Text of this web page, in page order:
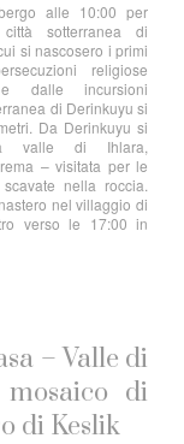
alle 10:00 per
sotterranea di
si nascosero i primi
religiose
dalle incursioni
di Derinkuyu si
Da Derinkuyu si
valle di Ihlara,
– visitata per le
nella roccia.
nel villaggio di
verso le 17:00 in
– Valle di
di
di Keslik